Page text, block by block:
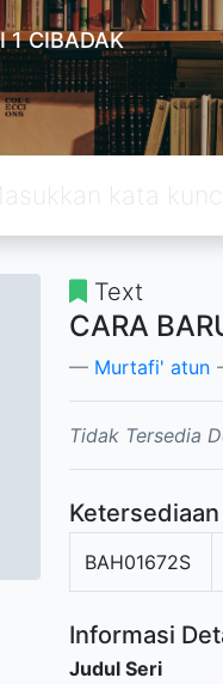
1 CIBADAK
Text
CARA
Murtafi' atun
Tidak Tersedia
Ketersediaan
BAH01672S
Informasi
Judul Seri